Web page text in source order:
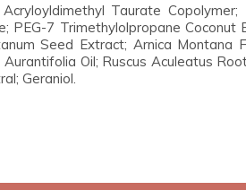
Taurate Copolymer;
7 Trimethylolpropane Coconut
Seed Extract; Arnica Montana
Oil; Ruscus Aculeatus
Geraniol.